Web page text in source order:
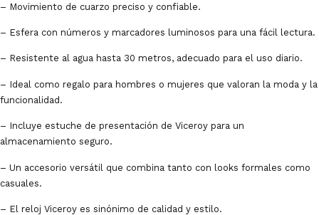
– Movimiento de cuarzo preciso y confiable.
– Esfera con números y marcadores luminosos para una fácil lectura.
– Resistente al agua hasta 30 metros, adecuado para el uso diario.
– Ideal como regalo para hombres o mujeres que valoran la moda y la
funcionalidad.
– Incluye estuche de presentación de Viceroy para un
almacenamiento seguro.
– Un accesorio versátil que combina tanto con looks formales como
casuales.
– El reloj Viceroy es sinónimo de calidad y estilo.